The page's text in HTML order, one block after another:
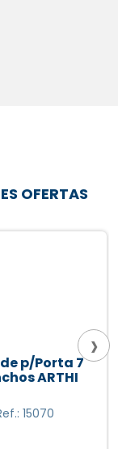
OFERTAS
p/Porta 7
ARTHI
15070
›